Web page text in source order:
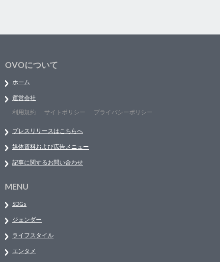
OVOについて
ホーム
運営会社
利用規約
サイトポリシー プライバシーポリシー
プレスリリースはこちらへ
媒体資料および広告メニュー
記事に関するお問い合わせ
MENU
SDGs
ジェンダー
ライフスタイル
エンタメ